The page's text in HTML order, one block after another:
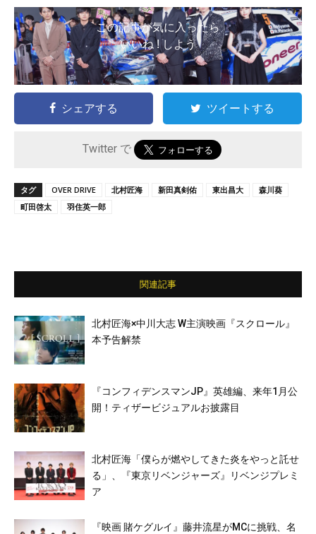
この記事が気に入ったら
いいね ! しよう
シェアする ツイートする
Twitter で
タグ OVER DRIVE 北村匠海 新田真剣佑 東出昌大
森川葵
町田啓太
羽住英一郎
関連記事
北村匠海×中川大志 W主演映画『スクロール』
本予告解禁
『コンフィデンスマンJP』英雄編、来年1月公
開！ティザービジュアルお披露目
北村匠海「僕らが燃やしてきた炎をやっと託せ
る」、『東京リベンジャーズ』リベンジプレミ
ア
『映画 賭ケグルイ』藤井流星がMCに挑戦、名